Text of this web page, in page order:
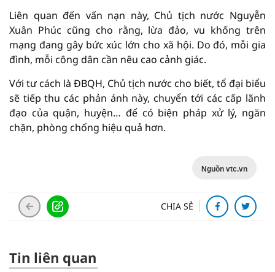
Liên quan đến vấn nạn này, Chủ tịch nước Nguyễn
Xuân Phúc cũng cho rằng, lừa đảo, vu khống trên
mạng đang gây bức xúc lớn cho xã hội. Do đó, mỗi gia
đình, mỗi công dân cần nêu cao cảnh giác.
Với tư cách là ĐBQH, Chủ tịch nước cho biết, tổ đại biểu
sẽ tiếp thu các phản ánh này, chuyển tới các cấp lãnh
đạo của quận, huyện… để có biện pháp xử lý, ngăn
chặn, phòng chống hiệu quả hơn.
Nguồn vtc.vn
CHIA SẺ
Tin liên quan